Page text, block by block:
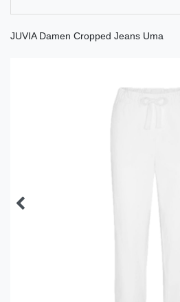
JUVIA Damen Cropped Jeans Uma